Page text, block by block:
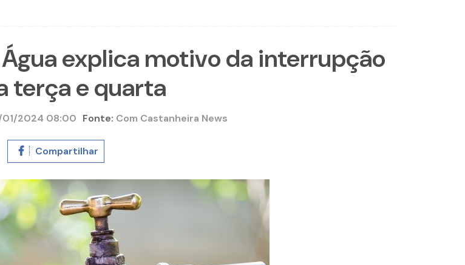
explica motivo da interrupção
terça e quarta
01/2024 08:00 Fonte: Com Castanheira News
Compartilhar